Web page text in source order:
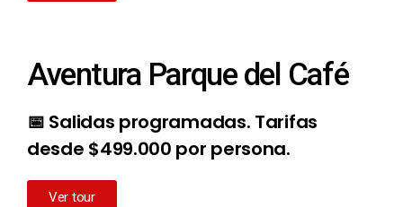
Aventura Parque del Café
📅 Salidas programadas. Tarifas
desde $499.000 por persona.
Ver tour